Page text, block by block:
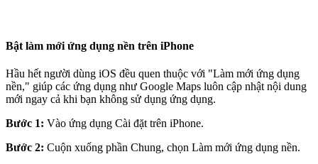
Bật làm mới ứng dụng nền trên iPhone
Hầu hết người dùng iOS đều quen thuộc với "Làm mới ứng dụng
nền," giúp các ứng dụng như Google Maps luôn cập nhật nội dung
mới ngay cả khi bạn không sử dụng ứng dụng.
Bước 1: Vào ứng dụng Cài đặt trên iPhone.
Bước 2: Cuộn xuống phần Chung, chọn Làm mới ứng dụng nền.